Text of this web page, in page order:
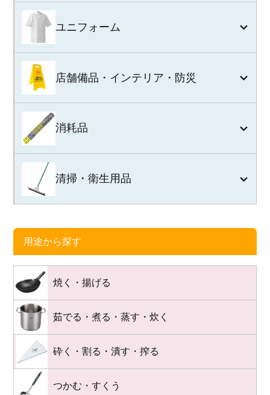
ユニフォーム
店舗備品・インテリア・防災
消耗品
清掃・衛生用品
用途から探す
焼く・揚げる
茹でる・煮る・蒸す・炊く
砕く・割る・潰す・搾る
つかむ・すくう